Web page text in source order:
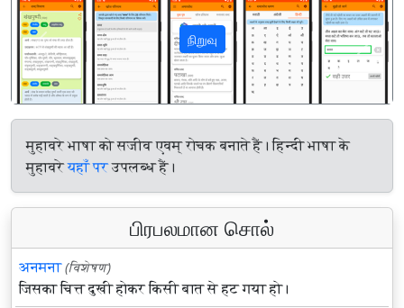
நிறுவு
पिछला अगला
मुहावरे भाषा को सजीव एवम् रोचक बनाते हैं। हिन्दी भाषा के
मुहावरेयहाँ परउपलब्ध हैं।
பிரபலமான சொல்
अनमना (विशेषण)
जिसका चित्त दुखी होकर किसी बात से हट गया हो।